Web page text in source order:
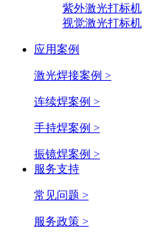
紫外激光打标机
视觉激光打标机
应用案例
激光焊接案例 >
连续焊案例 >
手持焊案例 >
振镜焊案例 >
服务支持
常见问题 >
服务政策 >